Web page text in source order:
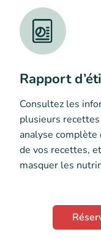
Rapport
Consultez les
plusieurs
analyse
de vos recettes,
masquer les